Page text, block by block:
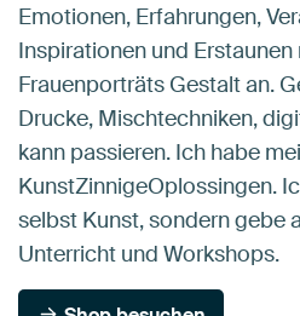
Emotionen, Erfahrungen,
Inspirationen und
Frauenporträts Gestalt an.
Drucke, Mischtechniken,
kann passieren. Ich habe
KunstZinnigeOplossingen.
selbst Kunst, sondern gebe
Unterricht und Workshops.